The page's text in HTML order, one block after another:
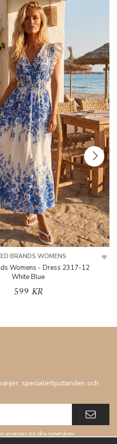
BRANDS WOMENS
Womens - Dress 2317-12
White Blue
599 KR
specialerbjudanden och
användas till våra nyhetsbrev.